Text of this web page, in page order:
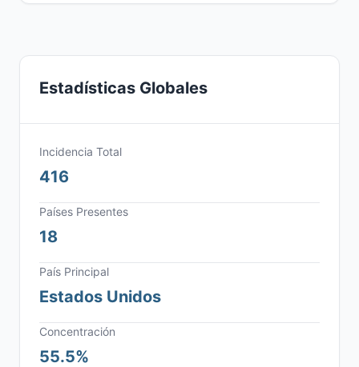
Estadísticas Globales
Incidencia Total
416
Países Presentes
18
País Principal
Estados Unidos
Concentración
55.5%